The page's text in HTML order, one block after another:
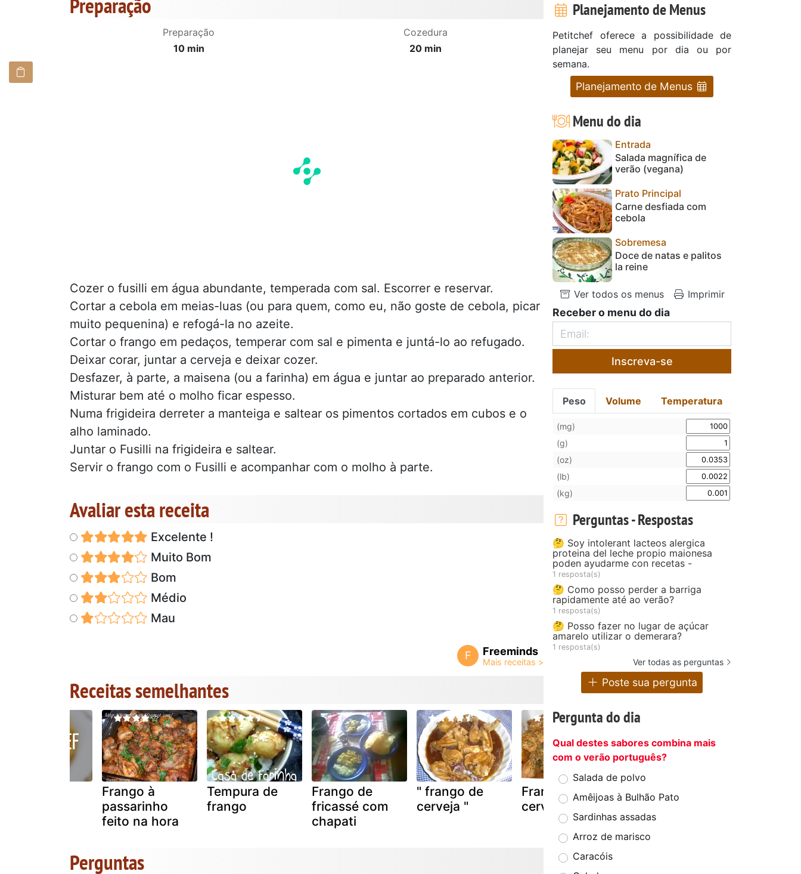
Preparação
10 min
Cozedura
20 min
Cozer o fusilli em água abundante, temperada com sal. Escorrer e reservar.
Cortar a cebola em meias-luas (ou para quem, como eu, não goste de cebola, picar
muito pequenina) e refogá-la no azeite.
Cortar o frango em pedaços, temperar com sal e pimenta e juntá-lo ao refugado.
Deixar corar, juntar a cerveja e deixar cozer.
Desfazer, à parte, a maisena (ou a farinha) em água e juntar ao preparado anterior.
Misturar bem até o molho ficar espesso.
Numa frigideira derreter a manteiga e saltear os pimentos cortados em cubos e o
alho laminado.
Juntar o Fusilli na frigideira e saltear.
Servir o frango com o Fusilli e acompanhar com o molho à parte.
Avaliar esta receita
Excelente !
Muito Bom
Bom
Médio
Mau
F Freeminds
Receitas semelhantes
Frango à
passarinho
feito na hora
Tempura de
frango
Frango de
fricassé com
chapati
" frango de
cerveja "
Frango com
cerveja
Falso frango ao
molho pardo
Perguntas
Planejamento de Menus
Petitchef oferece a possibilidade de
planejar seu menu por dia ou por
semana.
Planejamento de Menus
Menu do dia
Entrada
Salada magnífica de
verão (vegana)
Prato Principal
Carne desfiada com
cebola
Sobremesa
Doce de natas e palitos
la reine
Ver todos os menus Imprimir
Receber o menu do dia
Inscreva-se
Peso Volume Temperatura
(mg)
(g)
(oz)
(lb)
(kg)
Perguntas - Respostas
🤔 Soy intolerant lacteos alergica
proteina del leche propio maionesa
poden ayudarme con recetas -
1 resposta(s)
🤔 Como posso perder a barriga
rapidamente até ao verão?
1 resposta(s)
🤔 Posso fazer no lugar de açúcar
amarelo utilizar o demerara?
1 resposta(s)
Ver todas as perguntas
Poste sua pergunta
Pergunta do dia
Qual destes sabores combina mais
com o verão português?
Salada de polvo
Amêijoas à Bulhão Pato
Sardinhas assadas
Arroz de marisco
Caracóis